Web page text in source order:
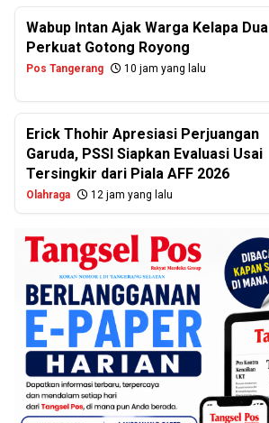
Wabup Intan Ajak Warga Kelapa Dua
Perkuat Gotong Royong
Pos Tangerang 10 jam yang lalu
Erick Thohir Apresiasi Perjuangan
Garuda, PSSI Siapkan Evaluasi Usai
Tersingkir dari Piala AFF 2026
Olahraga 12 jam yang lalu